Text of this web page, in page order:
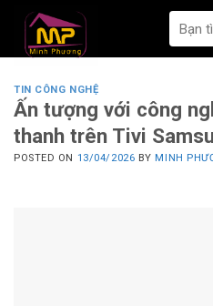
nội
kiếm:
TIN CÔNG NGHỆ
Ấn tượng với công
thanh trên Tivi
POSTED ON 13/04/2026 BY MINH